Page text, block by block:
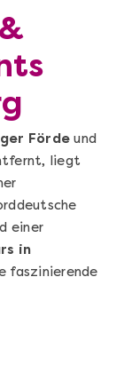
Förde und
liegt
einer
in
faszinierende